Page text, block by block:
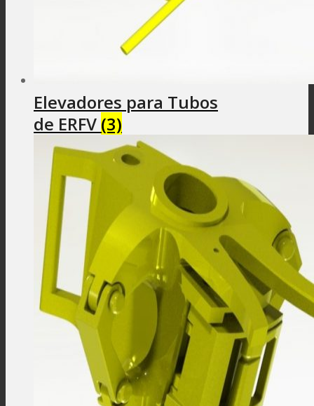
Elevadores para Tubos
de ERFV (3)